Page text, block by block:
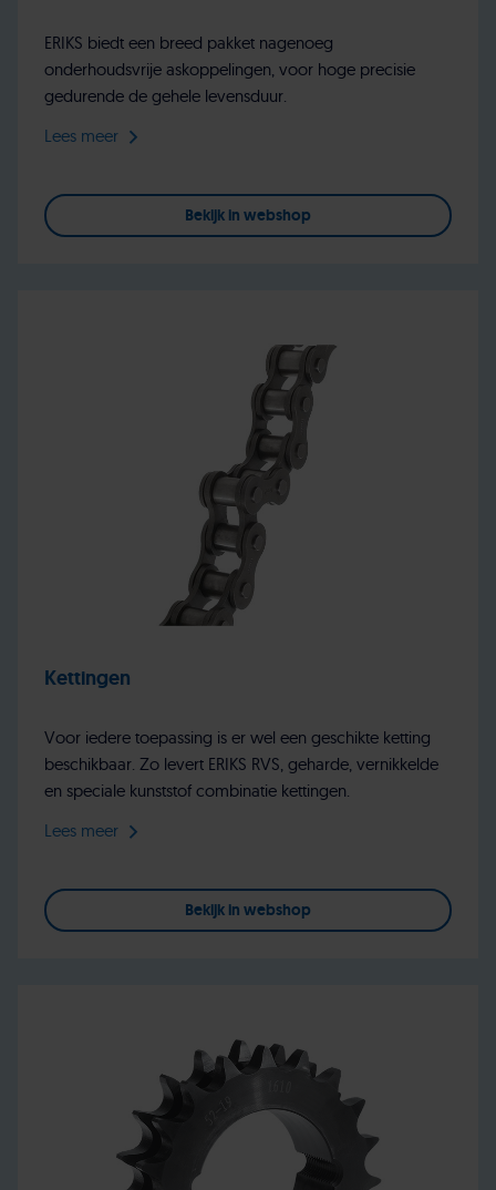
ERIKS biedt een breed pakket nagenoeg
onderhoudsvrije askoppelingen, voor hoge precisie
gedurende de gehele levensduur.
Lees meer
Bekijk in webshop
Kettingen
Voor iedere toepassing is er wel een geschikte ketting
beschikbaar. Zo levert ERIKS RVS, geharde, vernikkelde
en speciale kunststof combinatie kettingen.
Lees meer
Bekijk in webshop